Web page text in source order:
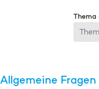
Thema
Allgemeine Fragen